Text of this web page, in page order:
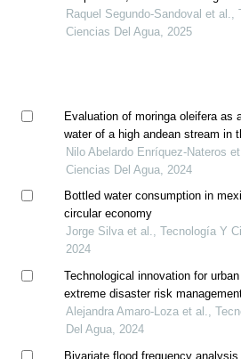
climate classes in the sila river
(1956-2015)
Raquel Segundo-Sandoval et al.,
Ciencias Del Agua, 2025
Evaluation of moringa oleifera as
water of a high andean stream in
huancavelica, peru
Nilo Abelardo Enríquez-Nateros
Ciencias Del Agua, 2024
Bottled water consumption in
circular economy
Jorge Silva et al., Tecnología Y
2024
Technological innovation for urban
extreme disaster risk
Alejandra Amaro-Loza et al.,
Del Agua, 2024
Bivariate flood frequency